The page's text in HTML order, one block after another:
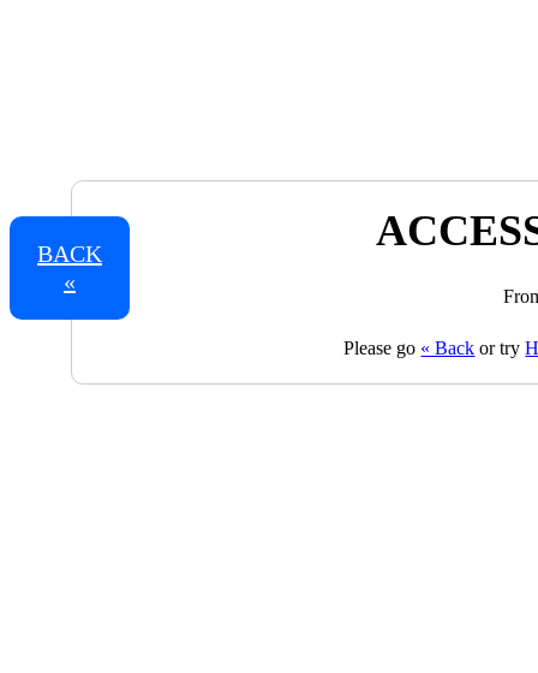
BACK
«
Please go « Back or try